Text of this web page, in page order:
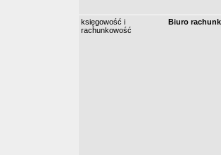
księgowość i
rachunkowość
Biuro